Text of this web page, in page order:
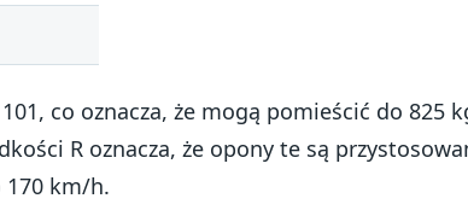
co oznacza, że mogą pomieścić do 825
R oznacza, że opony te są
170 km/h.